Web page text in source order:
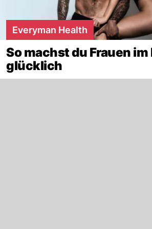
Everyman Health
So machst du Frauen im
glücklich